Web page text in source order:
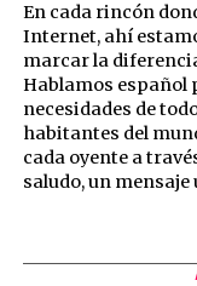
En cada rincón
Internet, ahí
marcar la
Hablamos español
necesidades de
habitantes del
cada oyente a
saludo, un